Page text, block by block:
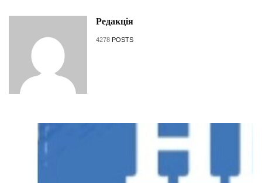
Редакція
4278 POSTS